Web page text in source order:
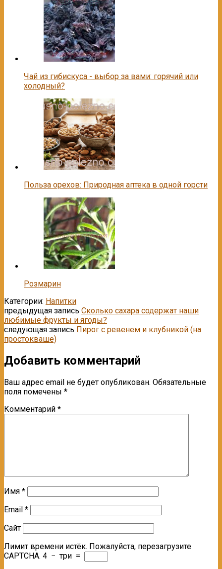
Чай из гибискуса - выбор за вами: горячий или
холодный?
Польза орехов: Природная аптека в одной горсти
Розмарин
Категории: Напитки
предыдущая запись Сколько сахара содержат наши
любимые фрукты и ягоды?
следующая запись Пирог с ревенем и клубникой (на
простокваше)
Добавить комментарий
Ваш адрес email не будет опубликован. Обязательные
поля помечены *
Комментарий *
Имя *
Email *
Сайт
Лимит времени истёк. Пожалуйста, перезагрузите
CAPTCHA. 4 − три =